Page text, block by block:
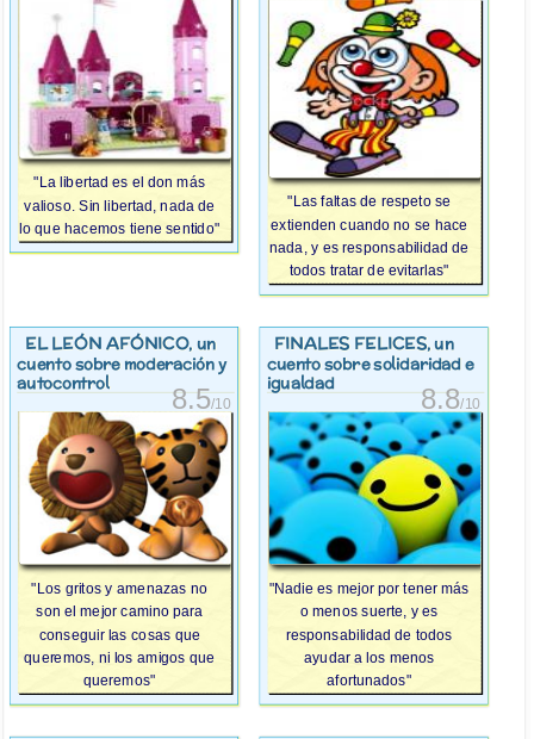
"La libertad es el don más
valioso. Sin libertad, nada de
lo que hacemos tiene sentido"
"Las faltas de respeto se
extienden cuando no se hace
nada, y es responsabilidad de
todos tratar de evitarlas"
EL LEÓN AFÓNICO, un
cuento sobre moderación y
autocontrol
8.5/10
"Los gritos y amenazas no
son el mejor camino para
conseguir las cosas que
queremos, ni los amigos que
queremos"
FINALES FELICES, un
cuento sobre solidaridad e
igualdad
8.8/10
"Nadie es mejor por tener más
o menos suerte, y es
responsabilidad de todos
ayudar a los menos
afortunados"